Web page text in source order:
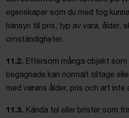
egenskaper som du med fog
hänsyn till pris, typ av vara, ålder,
omständigheter.
11.2. Eftersom många objekt
begagnade kan normalt slitage
med varans ålder, pris och art inte
11.3. Kända fel eller brister som